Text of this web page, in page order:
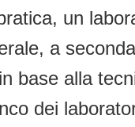
un
a
base alla
dei